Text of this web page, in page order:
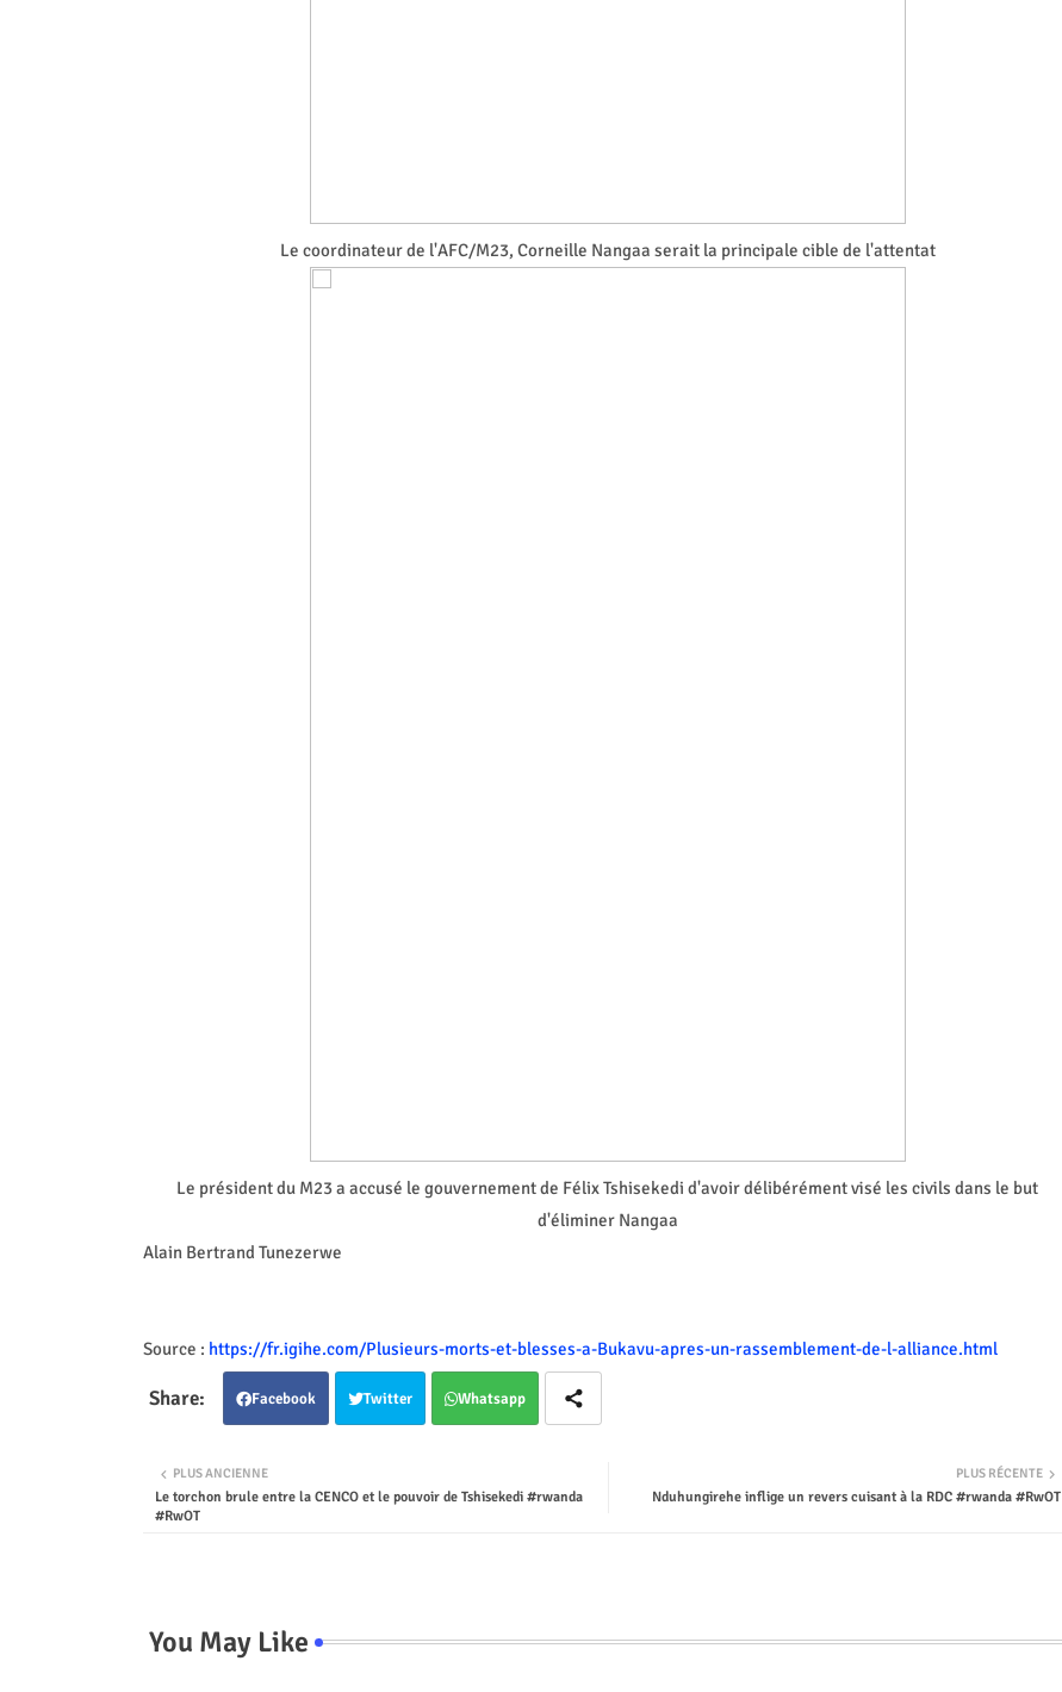
Le coordinateur de l'AFC/M23, Corneille Nangaa serait la principale cible de l'attentat
Le président du M23 a accusé le gouvernement de Félix Tshisekedi d'avoir délibérément visé les civils dans le but
d'éliminer Nangaa
Alain Bertrand Tunezerwe
Source : https://fr.igihe.com/Plusieurs-morts-et-blesses-a-Bukavu-apres-un-rassemblement-de-l-alliance.html
Facebook Twitter Whatsapp
PLUS RÉCENTE
Nduhungirehe inflige un revers cuisant à la RDC #rwanda #RwOT
PLUS ANCIENNE
Le torchon brule entre la CENCO et le pouvoir de Tshisekedi #rwanda
#RwOT
You May Like